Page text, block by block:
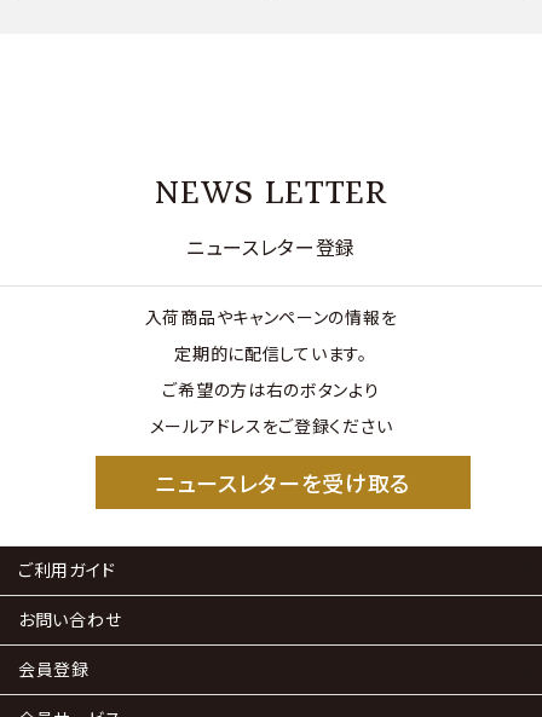
NEWS LETTER
ニュースレター登録
入荷商品やキャンペーンの情報を
定期的に配信しています。
ご希望の方は右のボタンより
メールアドレスをご登録ください
ニュースレターを受け取る
ご利用ガイド
お問い合わせ
会員登録